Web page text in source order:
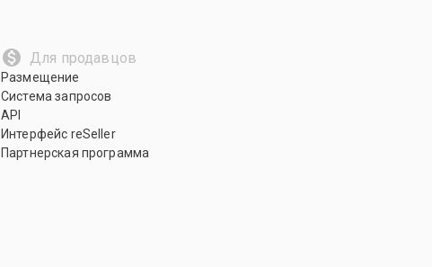
Для продавцов
Размещение
Система запросов
API
Интерфейс reSeller
Партнерская программа